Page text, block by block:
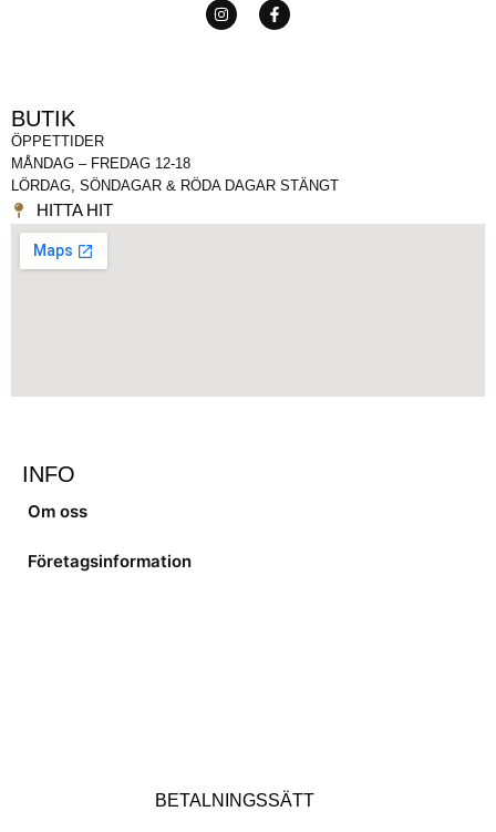
BUTIK
ÖPPETTIDER
MÅNDAG – FREDAG 12-18
LÖRDAG, SÖNDAGAR & RÖDA DAGAR STÄNGT
HITTA HIT
INFO
Om oss
Företagsinformation
BETALNINGSSÄTT